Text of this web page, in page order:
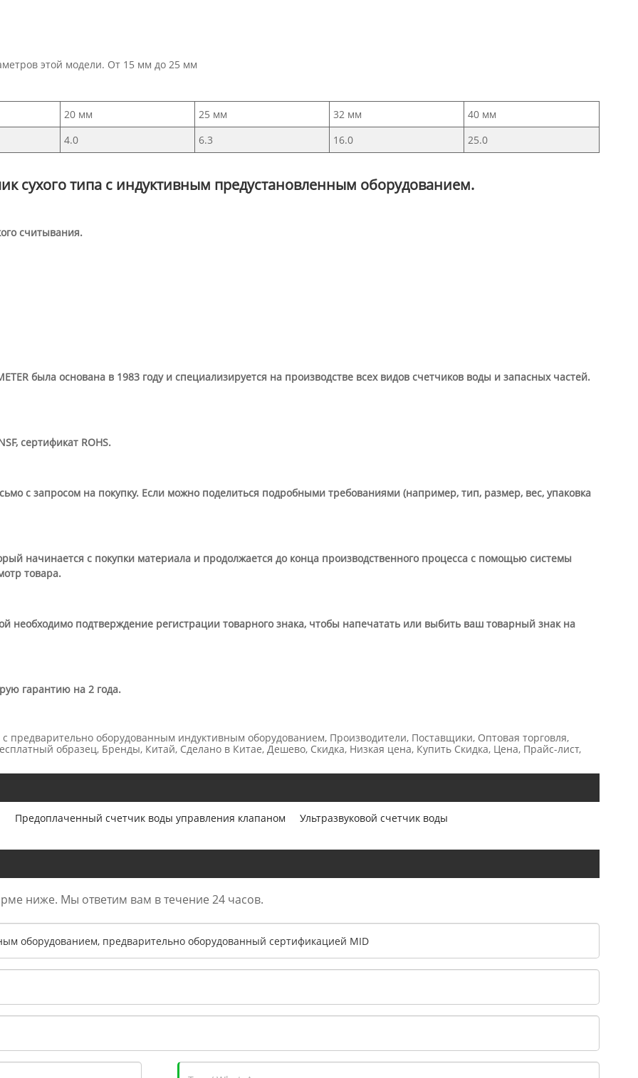
этой модели. От 15 мм до 25 мм
20 мм 25 мм 32 мм
40 мм
4.0
6.3 16.0 25.0
сухого типа с индуктивным предустановленным оборудованием.
считывания.
была основана в 1983 году и специализируется на производстве всех видов счетчиков воды и запасных частей.
сертификат ROHS.
с запросом на покупку. Если можно поделиться подробными требованиями (например, тип, размер, вес, упаковка
начинается с покупки материала и продолжается до конца производственного процесса с помощью системы
товара.
необходимо подтверждение регистрации товарного знака, чтобы напечатать или выбить ваш товарный знак на
гарантию на 2 года.
предварительно оборудованным индуктивным оборудованием, Производители, Поставщики, Оптовая торговля,
образец, Бренды, Китай, Сделано в Китае, Дешево, Скидка, Низкая цена, Купить Скидка, Цена, Прайс-лист,
Предоплаченный счетчик воды управления клапаном Ультразвуковой счетчик воды
ниже. Мы ответим вам в течение 24 часов.